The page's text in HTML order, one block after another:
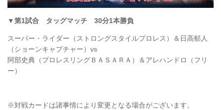
▼第1試合 タッグマッチ 30分1本勝負
スーパー・ライダー（ストロングスタイルプロレス）＆日高郁人
（ショーンキャプチャー）vs
阿部史典（プロレスリングＢＡＳＡＲＡ）＆アレハンドロ（フリ
ー）
※対戦カードは諸事情により変更となる場合がございます。